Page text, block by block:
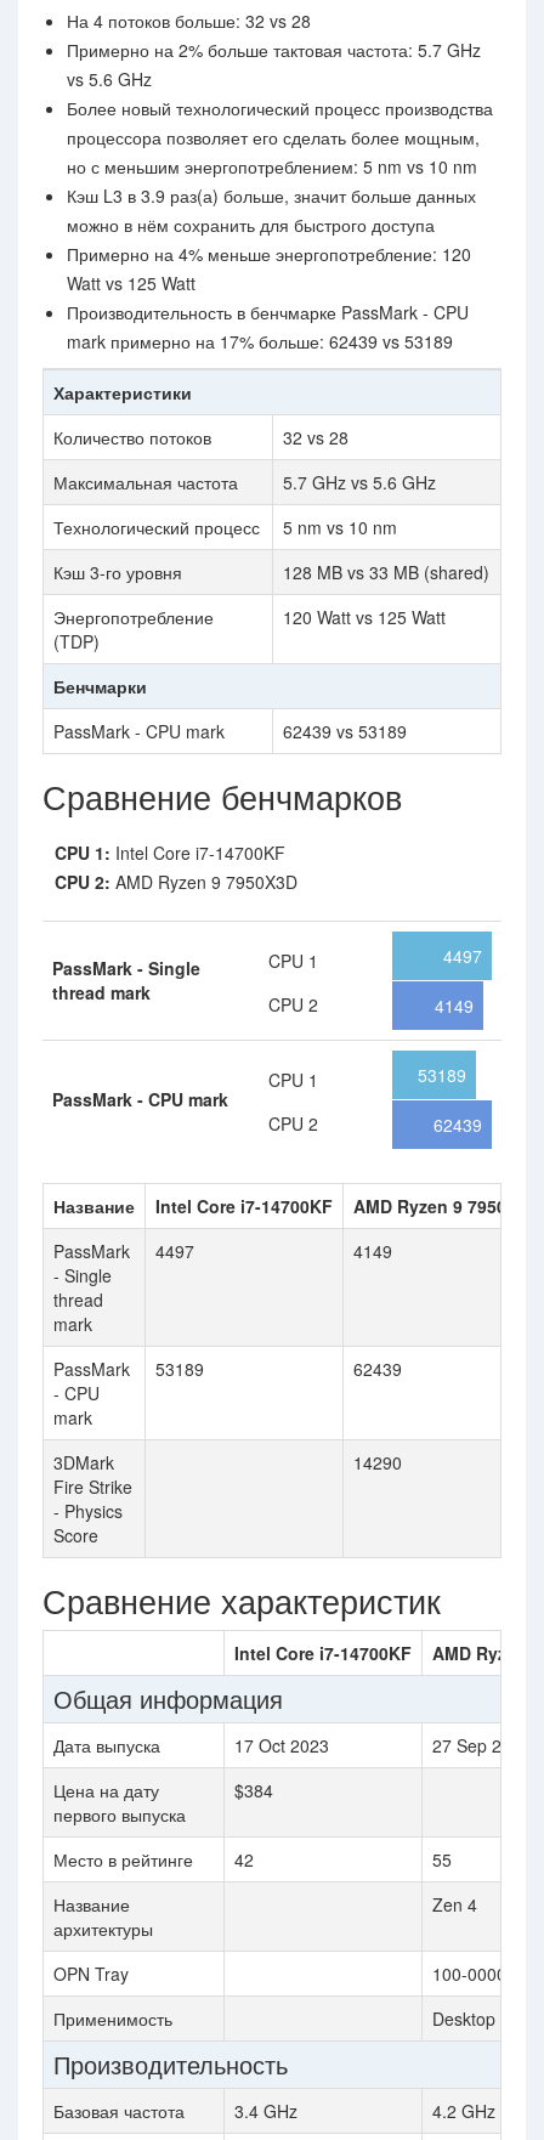
На 4 потоков больше: 32 vs 28
Примерно на 2% больше тактовая частота: 5.7 GHz
vs 5.6 GHz
Более новый технологический процесс производства
процессора позволяет его сделать более мощным,
но с меньшим энергопотреблением: 5 nm vs 10 nm
Кэш L3 в 3.9 раз(а) больше, значит больше данных
можно в нём сохранить для быстрого доступа
Примерно на 4% меньше энергопотребление: 120
Watt vs 125 Watt
Производительность в бенчмарке PassMark - CPU
mark примерно на 17% больше: 62439 vs 53189
Характеристики
Количество потоков
32 vs 28
Максимальная частота
5.7 GHz vs 5.6 GHz
Технологический процесс
5 nm vs 10 nm
Кэш 3-го уровня
128 MB vs 33 MB (shared)
Энергопотребление
(TDP)
120 Watt vs 125 Watt
Бенчмарки
PassMark - CPU mark
62439 vs 53189
Сравнение бенчмарков
CPU 1: Intel Core i7-14700KF
CPU 2: AMD Ryzen 9 7950X3D
PassMark - Single
thread mark
CPU 1
CPU 2
4497
4149
PassMark - CPU mark
CPU 1
CPU 2
53189
62439
Название Intel Core i7-14700KF
AMD Ryzen 9 7950X3D
PassMark
- Single
thread
mark
4497 4149
PassMark
- CPU
mark
53189 62439
3DMark
Fire Strike
- Physics
Score
14290
Сравнение характеристик
Intel Core i7-14700KF AMD Ryzen
Общая информация
Дата выпуска 17 Oct 2023
27 Sep 2022
Цена на дату
первого выпуска
$384
Место в рейтинге 42
55
Название
архитектуры
Zen 4
OPN Tray
100-
Применимость
Desktop
Производительность
Базовая частота 3.4 GHz 4.2 GHz